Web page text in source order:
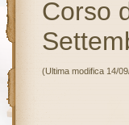
Corso
(Ultima modifica 14/